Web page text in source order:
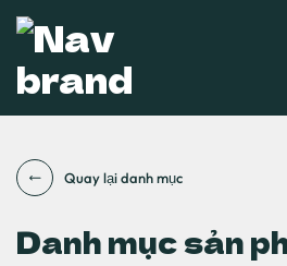
Quay lại danh mục
Danh mục sản